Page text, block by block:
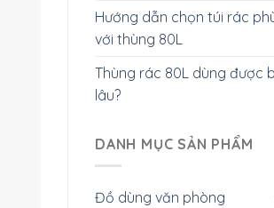
Hướng dẫn chọn túi rác
với thùng 80L
Thùng rác 80L dùng được
lâu?
DANH MỤC SẢN PHẨM
Đồ dùng văn phòng